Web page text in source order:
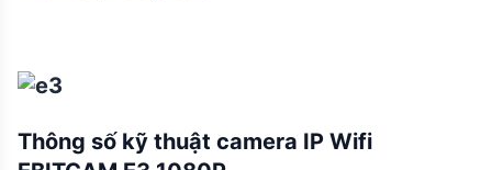
Thông số kỹ thuật camera IP Wifi